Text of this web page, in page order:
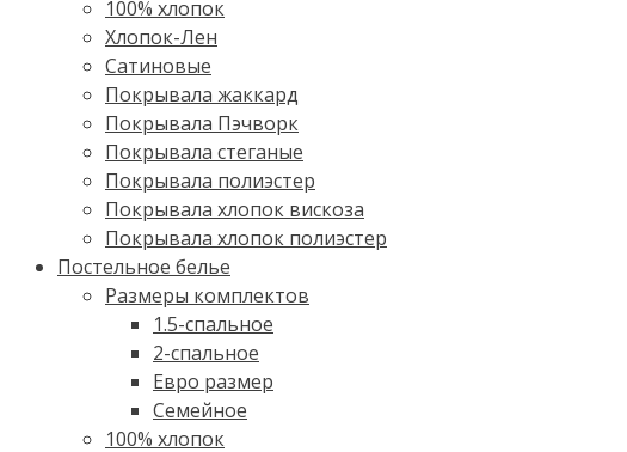
100% хлопок
Хлопок-Лен
Сатиновые
Покрывала жаккард
Покрывала Пэчворк
Покрывала стеганые
Покрывала полиэстер
Покрывала хлопок вискоза
Покрывала хлопок полиэстер
Постельное белье
Размеры комплектов
1.5-спальное
2-спальное
Евро размер
Семейное
100% хлопок